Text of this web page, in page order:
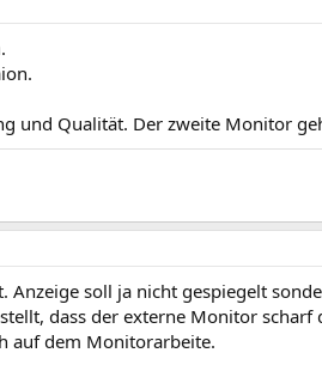
und Qualität. Der zweite Monitor
soll ja nicht gespiegelt
dass der externe Monitor
auf dem Monitorarbeite.